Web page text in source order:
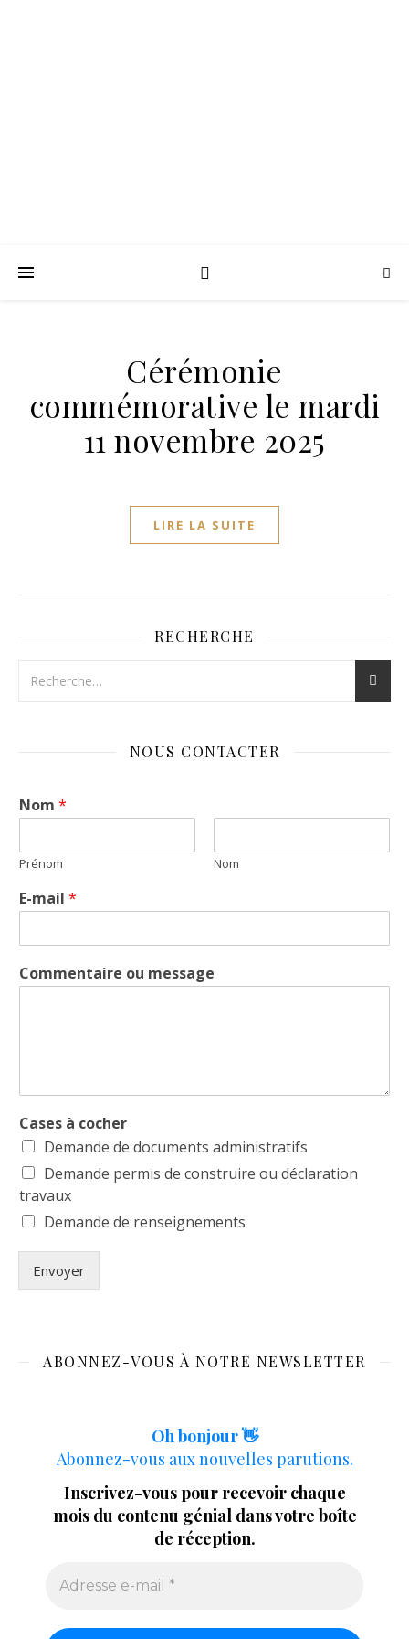
Cérémonie
commémorative le mardi
11 novembre 2025
LIRE LA SUITE
RECHERCHE
NOUS CONTACTER
Nom *
Prénom Nom
E-mail *
Commentaire ou message
Cases à cocher
Demande de documents administratifs
Demande permis de construire ou déclaration
travaux
Demande de renseignements
Envoyer
ABONNEZ-VOUS À NOTRE NEWSLETTER
Oh bonjour 👋
Abonnez-vous aux nouvelles parutions.
Inscrivez-vous pour recevoir chaque
mois du contenu génial dans votre boîte
de réception.